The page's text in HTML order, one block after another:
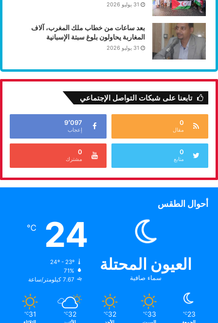
31 يوليو 2026
بعد ساعات من خطاب ملك المغرب، آلاف
المغاربة يحاولون بلوغ سبتة الإسبانية
31 يوليو 2026
تابعنا على شبكات التواصل الإجتماعي
0
مقال
9٬097
إعجاب
0
متابع
0
مشترك
أحوال الطقس
العيون المحتلة
سماء صافية
24
℃
24º - 23º
71%
7.67 كيلومتر/ساعة
23
℃
33
℃
32
℃
32
℃
31
℃